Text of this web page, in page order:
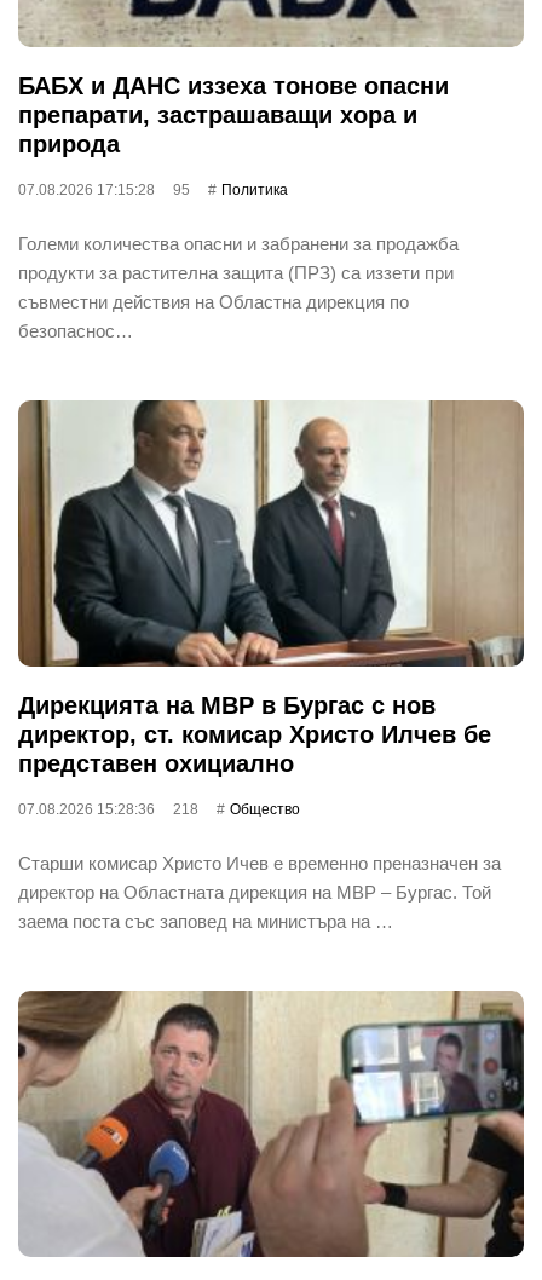
БАБХ и ДАНС иззеха тонове опасни
препарати, застрашаващи хора и
природа
07.08.2026 17:15:28 95 Политика
Големи количества опасни и забранени за продажба
продукти за растителна защита (ПРЗ) са иззети при
съвместни действия на Областна дирекция по
безопаснос…
Дирекцията на МВР в Бургас с нов
директор, ст. комисар Христо Илчев бе
представен охициално
07.08.2026 15:28:36 218 Общество
Старши комисар Христо Ичев е временно преназначен за
директор на Областната дирекция на МВР – Бургас. Той
заема поста със заповед на министъра на …